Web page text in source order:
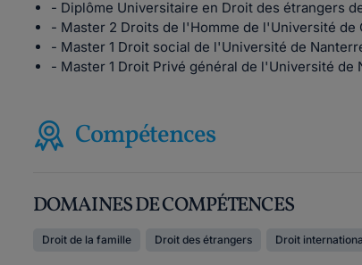
- Diplôme Universitaire en Droit des étrangers
- Master 2 Droits de l'Homme de l'Université de
- Master 1 Droit social de l'Université de
- Master 1 Droit Privé général de l'Université de
Compétences
DOMAINES DE COMPÉTENCES
Droit de la famille Droit des étrangers Droit